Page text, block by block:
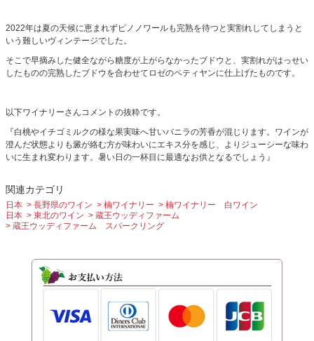
2022年は夏の天候に恵まれずピノノワールも完熟を待つと実割れしてしまうと
いう難しいヴィンテージでした。
そこで早摘みした健全ながら糖度が上がらなかったブドウと、実割れがはっせい
したものの完熟したブドウを合わせてロゼのペティヤンに仕上げたものです。
以下ワイナリーさんコメントの抜粋です。
『⽩桃やイチゴミルクの様な果実味へ⽢いバニラの芳⾹が混じります。ワインが
澄んだ状態よりも澱が絡む⽅が味わいにエキス分を感じ、よりジューシーな味わ
いに⽣まれ変わります。暑い⽇の⼀杯⽬に最適なお供となるでしょう』
関連カテゴリ
日本 長野県のワイン 楠ワイナリー
楠ワイナリー 白ワイン
日本
東北のワイン
蔵王ウッディファーム
蔵王ウッディファーム スパークリング